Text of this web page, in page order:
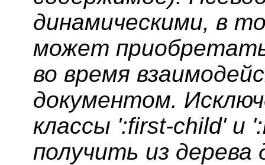
динамическими, в
может
во время
документом.
классы ':first-child' и
получить из дерева